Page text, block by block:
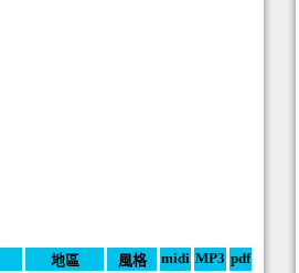
地區 風格 midi MP3 pdf